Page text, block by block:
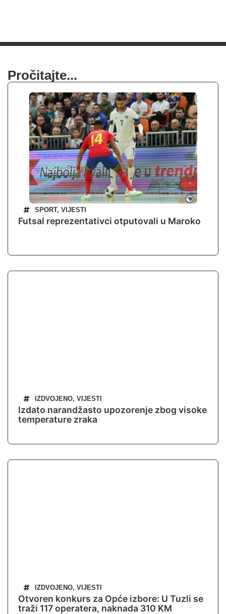
Pročitajte...
SPORT, VIJESTI
Futsal reprezentativci otputovali u Maroko
IZDVOJENO, VIJESTI
Izdato narandžasto upozorenje zbog visoke
temperature zraka
IZDVOJENO, VIJESTI
Otvoren konkurs za Opće izbore: U Tuzli se
traži 117 operatera, naknada 310 KM